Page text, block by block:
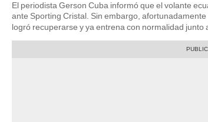
El periodista Gerson Cuba informó que el volante
ante Sporting Cristal. Sin embargo,
logró recuperarse y ya entrena con normalidad junto